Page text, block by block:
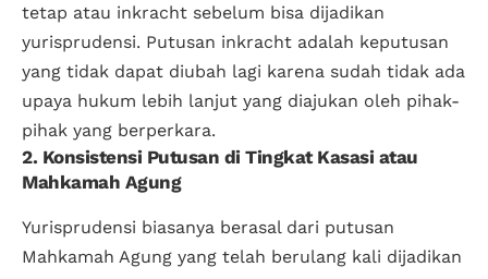
tetap atau inkracht sebelum bisa dijadikan
yurisprudensi. Putusan inkracht adalah keputusan
yang tidak dapat diubah lagi karena sudah tidak ada
upaya hukum lebih lanjut yang diajukan oleh pihak-
pihak yang berperkara.
2. Konsistensi Putusan di Tingkat Kasasi atau
Mahkamah Agung
Yurisprudensi biasanya berasal dari putusan
Mahkamah Agung yang telah berulang kali dijadikan